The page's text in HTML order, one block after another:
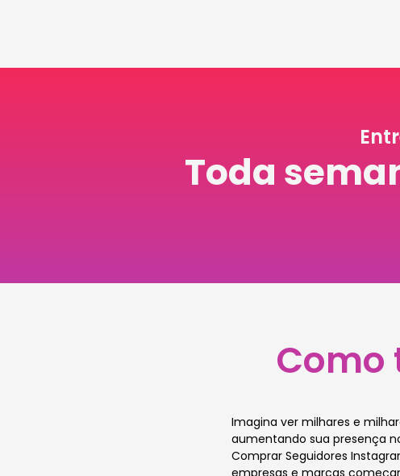
Toda
Como
Imagina ver milhares e
aumentando sua presença
Comprar Seguidores
empresas e marcas